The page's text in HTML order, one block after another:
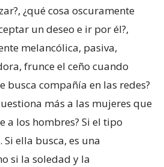
¿qué cosa oscuramente
un deseo e ir por él?,
melancólica, pasiva,
frunce el ceño cuando
busca compañía en las redes?
más a las mujeres que
a los hombres? Si el tipo
Si ella busca, es una
si la soledad y la